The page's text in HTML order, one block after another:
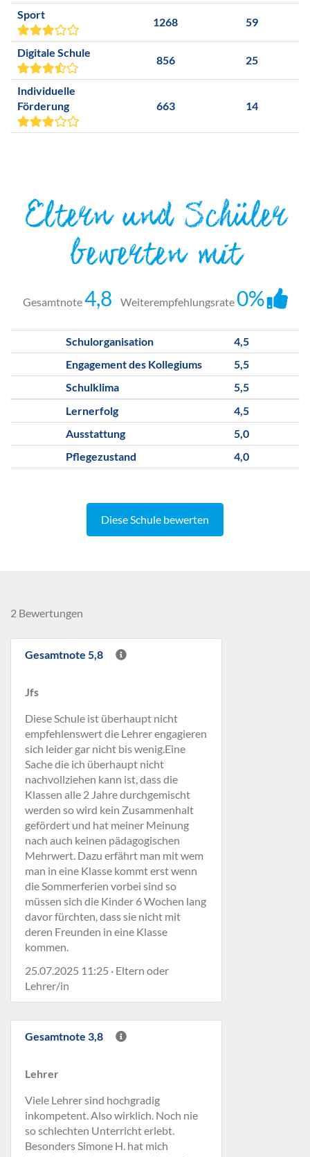
Sport
1268 59
Digitale Schule
856 25
Individuelle
Förderung
663 14
Eltern und Schüler
bewerten mit
Gesamtnote4,8 Weiterempfehlungsrate 0%
Schulorganisation
4,5
Engagement des Kollegiums
5,5
Schulklima
5,5
Lernerfolg
4,5
Ausstattung
5,0
Pflegezustand
4,0
Diese Schule bewerten
2 Bewertungen
Gesamtnote 5,8
Jfs
Diese Schule ist überhaupt nicht
empfehlenswert die Lehrer engagieren
sich leider gar nicht bis wenig.Eine
Sache die ich überhaupt nicht
nachvollziehen kann ist, dass die
Klassen alle 2 Jahre durchgemischt
werden so wird kein Zusammenhalt
gefördert und hat meiner Meinung
nach auch keinen pädagogischen
Mehrwert. Dazu erfährt man mit wem
man in eine Klasse kommt erst wenn
die Sommerferien vorbei sind so
müssen sich die Kinder 6 Wochen lang
davor fürchten, dass sie nicht mit
deren Freunden in eine Klasse
kommen.
25.07.2025 11:25 · Eltern oder
Lehrer/in
Gesamtnote 3,8
Lehrer
Viele Lehrer sind hochgradig
inkompetent. Also wirklich. Noch nie
so schlechten Unterricht erlebt.
Besonders Simone H. hat mich